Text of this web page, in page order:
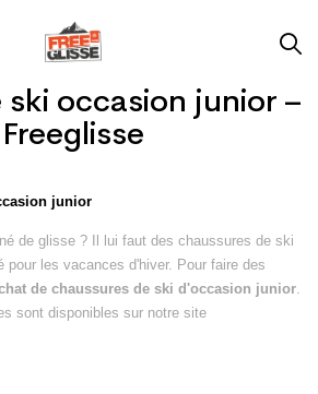
ski occasion junior –
Freeglisse
junior
de glisse ? Il lui faut des chaussures de ski
pour les vacances d'hiver. Pour faire des
de chaussures de ski d'occasion junior
sont disponibles sur notre site